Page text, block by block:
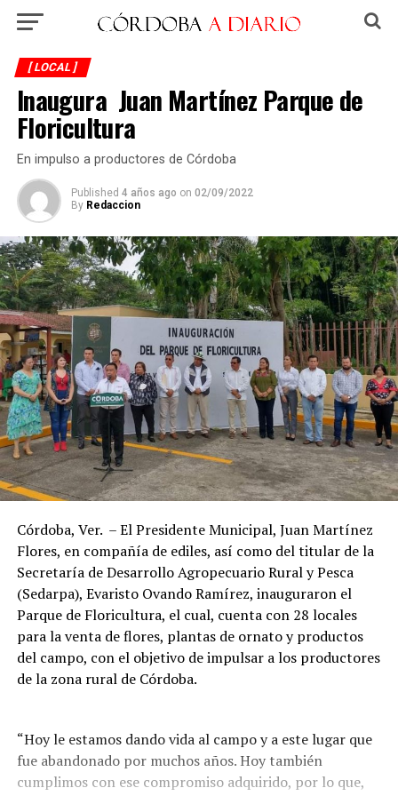
[ LOCAL ]
Inaugura Juan Martínez Parque de
Floricultura
En impulso a productores de Córdoba
Published 4 años ago on 02/09/2022
By Redaccion
Córdoba, Ver. – El Presidente Municipal, Juan Martínez
Flores, en compañía de ediles, así como del titular de la
Secretaría de Desarrollo Agropecuario Rural y Pesca
(Sedarpa), Evaristo Ovando Ramírez, inauguraron el
Parque de Floricultura, el cual, cuenta con 28 locales
para la venta de flores, plantas de ornato y productos
del campo, con el objetivo de impulsar a los productores
de la zona rural de Córdoba.
“Hoy le estamos dando vida al campo y a este lugar que
fue abandonado por muchos años. Hoy también
cumplimos con ese compromiso adquirido, por lo que,